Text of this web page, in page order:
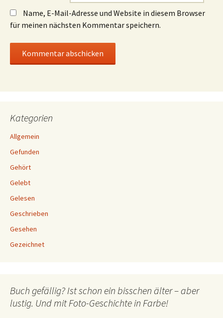
Name, E-Mail-Adresse und Website in diesem Browser
für meinen nächsten Kommentar speichern.
Kategorien
Allgemein
Gefunden
Gehört
Gelebt
Gelesen
Geschrieben
Gesehen
Gezeichnet
Buch gefällig? Ist schon ein bisschen älter – aber
lustig. Und mit Foto-Geschichte in Farbe!